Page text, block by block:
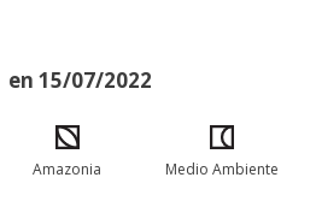
en 15/07/2022
Amazonia Medio Ambiente